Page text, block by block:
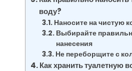
воду?
Наносите на чистую
Выбирайте
нанесения
Не переборщите с
Как хранить туалетную